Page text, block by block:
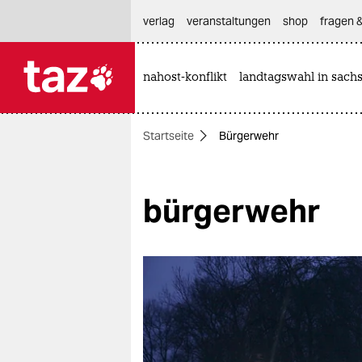
themen
öko
gesellschaft
kultur
sport
verlag
veranstaltungen shop fragen
nahost-konflikt landtagswahl in
Startseite Bürgerwehr
bürgerwehr